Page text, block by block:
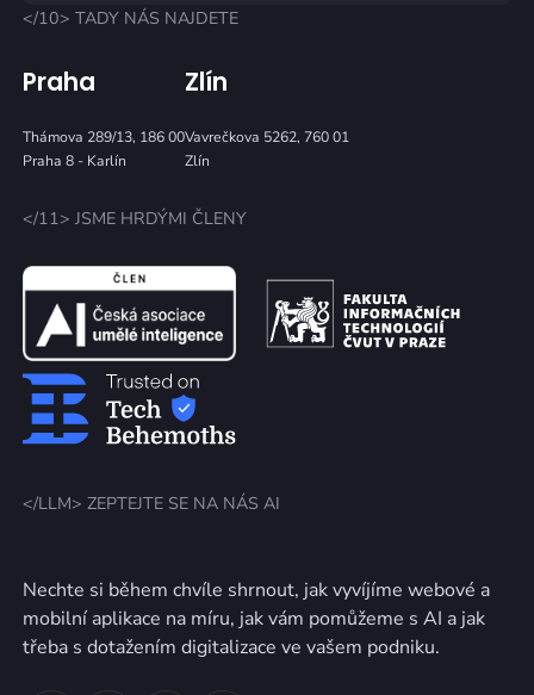
</10> TADY NÁS NAJDETE
Praha
Thámova 289/13, 186 00
Praha 8 - Karlín
Zlín
Vavrečkova 5262, 760 01
Zlín
</11> JSME HRDÝMI ČLENY
</LLM> ZEPTEJTE SE NA NÁS AI
Nechte si během chvíle shrnout, jak vyvíjíme webové a
mobilní aplikace na míru, jak vám pomůžeme s AI a jak
třeba s dotažením digitalizace ve vašem podniku.